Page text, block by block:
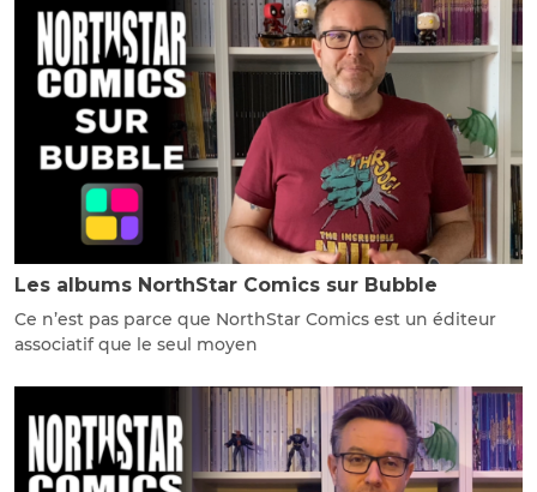
Les albums NorthStar Comics sur Bubble
Ce n’est pas parce que NorthStar Comics est un éditeur
associatif que le seul moyen